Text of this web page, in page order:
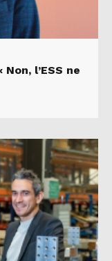
l’ESS ne